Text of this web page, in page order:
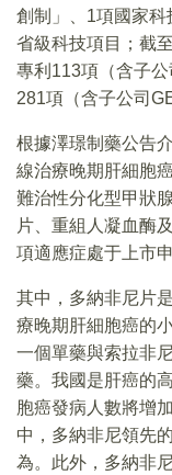
創制」、1項國家
省級科技項目；截
專利113項（含子
281項（含子公司
根據澤璟制藥公告
線治療晚期肝細胞
難治性分化型甲狀
片、重組人凝血酶
項適應症處于上市
其中，多納非尼片
療晚期肝細胞癌的
一個單藥與索拉非
藥。我國是肝癌的
胞癌發病人數將增
中，多納非尼領先
為。此外，多納非